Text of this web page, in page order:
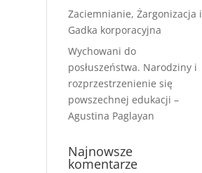
Zaciemnianie, Żargonizacja i
Gadka korporacyjna
Wychowani do
posłuszeństwa. Narodziny i
rozprzestrzenienie się
powszechnej edukacji –
Agustina Paglayan
Najnowsze
komentarze